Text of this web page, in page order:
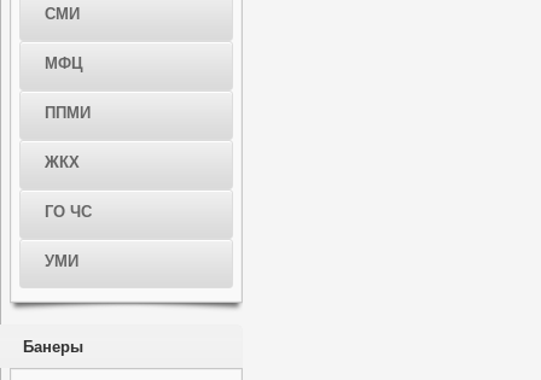
СМИ
МФЦ
ППМИ
ЖКХ
ГО ЧС
УМИ
Банеры